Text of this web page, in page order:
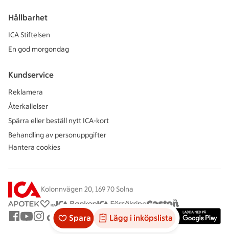
Spara Lägg i inköpslista
Hållbarhet
ICA Stiftelsen
En god morgondag
Kundservice
Reklamera
Återkallelser
Spärra eller beställ nytt ICA-kort
Behandling av personuppgifter
Hantera cookies
Kolonnvägen 20, 169 70 Solna